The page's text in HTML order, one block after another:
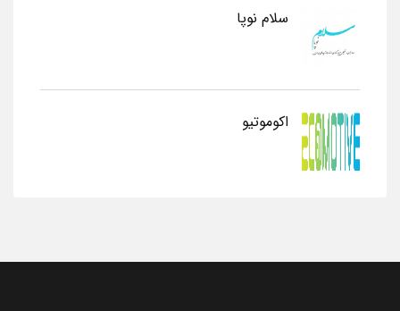
سلام نوپا
اکوموتیو